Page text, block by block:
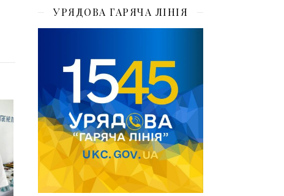
УРЯДОВА ГАРЯЧА ЛІНІЯ